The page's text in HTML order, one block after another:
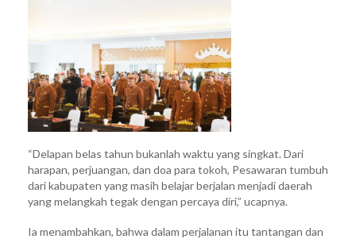
“Delapan belas tahun bukanlah waktu yang singkat. Dari
harapan, perjuangan, dan doa para tokoh, Pesawaran tumbuh
dari kabupaten yang masih belajar berjalan menjadi daerah
yang melangkah tegak dengan percaya diri,” ucapnya.
Ia menambahkan, bahwa dalam perjalanan itu tantangan dan